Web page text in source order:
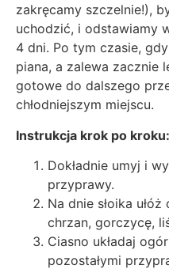
zakręcamy szczelnie!),
uchodzić, i odstawiamy
4 dni. Po tym czasie,
piana, a zalewa zacznie
gotowe do dalszego
chłodniejszym miejscu.
Instrukcja krok po kroku:
Dokładnie umyj i
przyprawy.
Na dnie słoika
chrzan, gorczycę,
Ciasno układaj
pozostałymi